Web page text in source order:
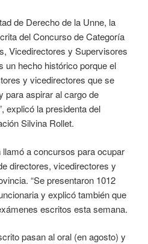
de Derecho de la Unne, la
del Concurso de Categoría
Vicedirectores y Supervisores
un hecho histórico porque el
y vicedirectores que se
para aspirar al cargo de
explicó la presidenta del
Silvina Rollet.
a concursos para ocupar
directores, vicedirectores y
“Se presentaron 1012
y explicó también que
escritos esta semana.
pasan al oral (en agosto) y